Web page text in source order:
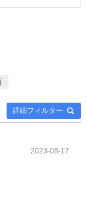
詳細フィルター
2023-08-17